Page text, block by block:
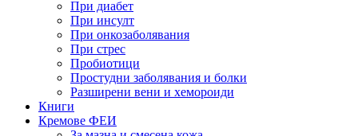
При диабет
При инсулт
При онкозаболявания
При стрес
Пробиотици
Простудни заболявания и болки
Разширени вени и хемороиди
Книги
Кремове ФЕИ